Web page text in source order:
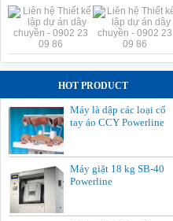
HOT PRODUCT
Máy là dập các loại cổ
tay áo CCY Powerline
Máy giặt 18 kg SB-40
Powerline